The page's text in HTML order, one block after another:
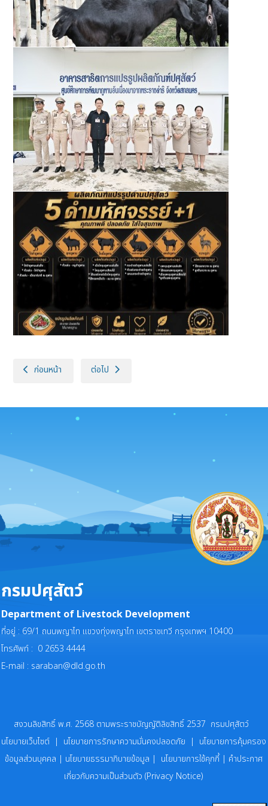
เนื้อหาก่อนหน้า: สมเด็จพระกนิษฐาธิราชเจ้า กรมสมเด็จพระเทพรัตนราชสุ
ก่อนหน้า เนื้อหาถัดไป: สมเด็จพระกนิษฐาธิราชเจ้า กรมสมเด็จพ
ต่อไป
กรมปศุสัตว์
Department of Livestock Development
ที่อยู่ : 69/1 ถนนพญาไท แขวงทุ่งพญาไท เขตราชเทวี กรุงเทพฯ 10400
โทรศัพท์ : 0 2653 4444
E-mail : saraban@dld.go.th
สงวนลิขสิทธิ์ พ.ศ. 2568 ตามพระราชบัญญัติลิขสิทธิ์ 2537 กรมปศุสัตว์
นโยบายเว็บไซต์ | นโยบายการรักษาความมั่นคงปลอดภัย | นโยบายการคุ้มครอง
ข้อมูลส่วนบุคคล | นโยบายธรรมาภิบายข้อมูล | นโยบายการใช้คุกกี้ | คำประกาศ
เกี่ยวกับความเป็นส่วนตัว (Privacy Notice)